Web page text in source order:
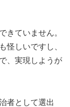
きていません。
怪しいですし、
、実現しようが
者として選出